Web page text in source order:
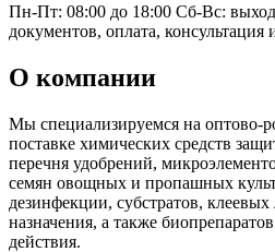
Пн-Пт: 08:00 до 18:00 Сб-Вс:
документов, оплата,
О компании
Мы специализируемся на оптово-
поставке химических средств
перечня удобрений,
семян овощных и пропашных
дезинфекции, субстратов,
назначения, а также
действия.